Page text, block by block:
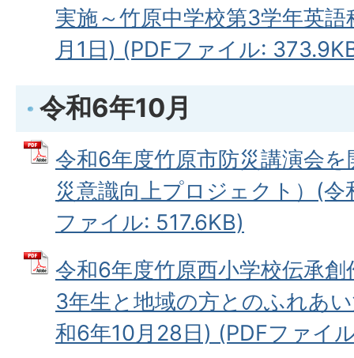
実施～竹原中学校第3学年英
月1日) (PDFファイル:
令和6年10月
令和6年度竹原市防災講演会
災意識向上プロジェクト）(
ファイル: 517.6KB)
令和6年度竹原西小学校伝承
3年生と地域の方とのふれあ
和6年10月28日) (PDFファイ